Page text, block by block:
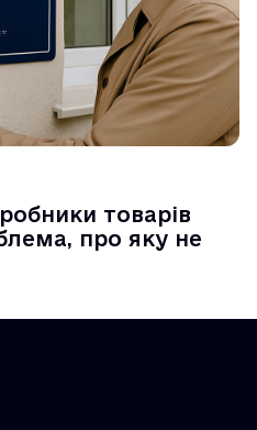
товарів
про яку не